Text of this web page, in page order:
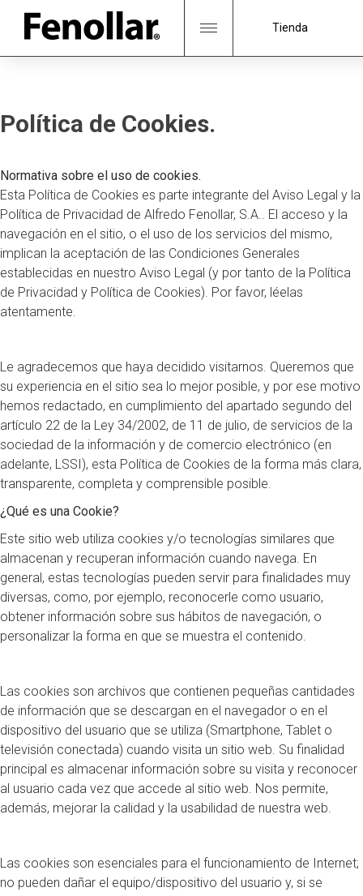
Tienda
Política de Cookies.
Normativa sobre el uso de cookies.
Esta Política de Cookies es parte integrante del Aviso Legal y la
Política de Privacidad de Alfredo Fenollar, S.A.. El acceso y la
navegación en el sitio, o el uso de los servicios del mismo,
implican la aceptación de las Condiciones Generales
establecidas en nuestro Aviso Legal (y por tanto de la Política
de Privacidad y Política de Cookies). Por favor, léelas
atentamente.
Le agradecemos que haya decidido visitarnos. Queremos que
su experiencia en el sitio sea lo mejor posible, y por ese motivo
hemos redactado, en cumplimiento del apartado segundo del
artículo 22 de la Ley 34/2002, de 11 de julio, de servicios de la
sociedad de la información y de comercio electrónico (en
adelante, LSSI), esta Política de Cookies de la forma más clara,
transparente, completa y comprensible posible.
¿Qué es una Cookie?
Este sitio web utiliza cookies y/o tecnologías similares que
almacenan y recuperan información cuando navega. En
general, estas tecnologías pueden servir para finalidades muy
diversas, como, por ejemplo, reconocerle como usuario,
obtener información sobre sus hábitos de navegación, o
personalizar la forma en que se muestra el contenido.
Las cookies son archivos que contienen pequeñas cantidades
de información que se descargan en el navegador o en el
dispositivo del usuario que se utiliza (Smartphone, Tablet o
televisión conectada) cuando visita un sitio web. Su finalidad
principal es almacenar información sobre su visita y reconocer
al usuario cada vez que accede al sitio web. Nos permite,
además, mejorar la calidad y la usabilidad de nuestra web.
Las cookies son esenciales para el funcionamiento de Internet;
no pueden dañar el equipo/dispositivo del usuario y, si se